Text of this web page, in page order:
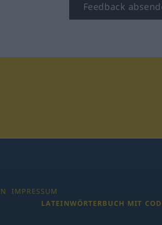
Feedback
IMPRESSUM
LATEINWÖRTERBUCH MIT